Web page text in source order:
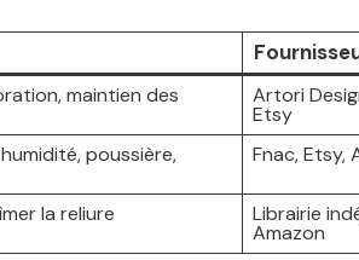
maintien des Artori
Etsy
poussière,
Fnac, Etsy,
la reliure Librairie
Amazon